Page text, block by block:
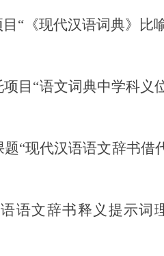
《现代汉语词典》比
“语文词典中学科义
“现代汉语语文辞书
文辞书释义提示词